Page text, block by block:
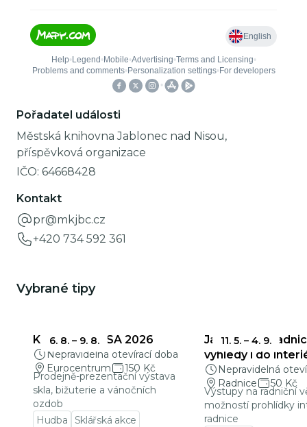
Pořadatel události
Městská knihovna Jablonec nad Nisou,
příspěvková organizace
IČO: 64668428
Kontakt
pr@mkjbc.cz
+420 734 592 361
Vybrané tipy
6. 8. – 9. 8.
KŘEHKÁ KRÁSA 2026
Nepravidelná otevírací doba
Eurocentrum
150 Kč
Prodejně-prezentační výstava
skla, bižuterie a vánočních
ozdob
Hudba
Sklářská akce
11. 5. – 4. 9.
Jablonecká
výhledy i do
Nepravidelná
Radnice
50 Kč
Výstupy na radniční
možností prohlídky
radnice